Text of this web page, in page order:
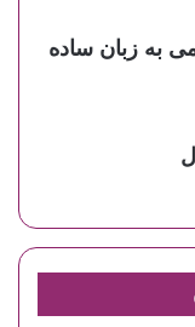
به زبان ساده